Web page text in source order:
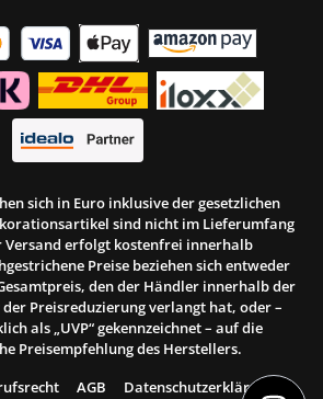
sich in Euro inklusive der gesetzlichen
sind nicht im Lieferumfang
Versand erfolgt kostenfrei innerhalb
Preise beziehen sich entweder
den der Händler innerhalb der
der Preisreduzierung verlangt hat, oder –
als „UVP“ gekennzeichnet – auf die
Preisempfehlung des Herstellers.
AGB
Datenschutzerklärung